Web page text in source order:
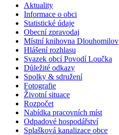
Aktuality
Informace o obci
Statistické údaje
Obecní zpravodaj
Místní knihovna Dlouhomilov
Hlášení rozhlasu
Svazek obcí Povodí Loučka
Důležité odkazy
Spolky & sdružení
Fotografie
Životní situace
Rozpočet
Nabídka pracovních míst
Odpadové hospodářství
Splašková kanalizace obce